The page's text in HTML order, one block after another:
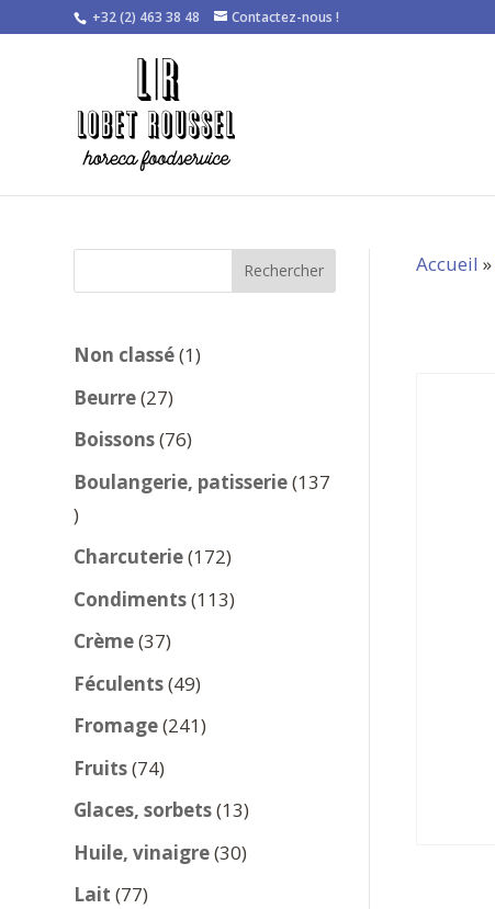
+32 (2) 463 38 48 Contactez-nous !
Rechercher
Non classé 11
Beurre 2727
produits
Boissons 7676
produits
Boulangerie, patisserie 137
137
produits
Charcuterie 172172
produits
Condiments 113113
Crème 3737
produits
Féculents 4949
produits
Fromage 241241
Fruits 7474
produits
Glaces, sorbets 1313
produits
Huile, vinaigre 3030
Lait 7777
Accueil »